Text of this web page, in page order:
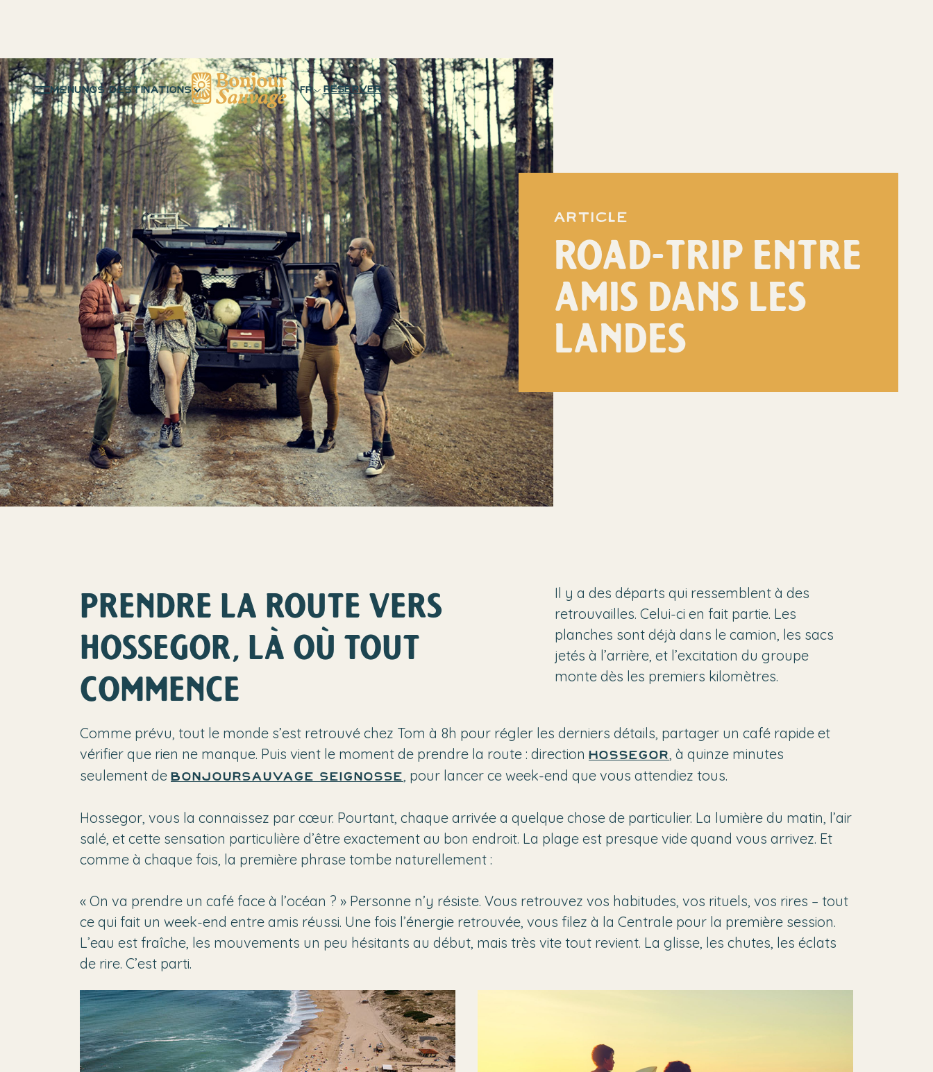
menu NOS DESTINATIONS FR réserver
Article
ROAD-TRIP ENTRE
AMIS DANS LES
LANDES
PRENDRE LA ROUTE VERS
HOSSEGOR, LÀ OÙ TOUT
COMMENCE
Il y a des départs qui ressemblent à des
retrouvailles. Celui-ci en fait partie. Les
planches sont déjà dans le camion, les sacs
jetés à l’arrière, et l’excitation du groupe
monte dès les premiers kilomètres.
Comme prévu, tout le monde s’est retrouvé chez Tom à 8h pour régler les derniers détails, partager un café rapide et
vérifier que rien ne manque. Puis vient le moment de prendre la route : direction Hossegor, à quinze minutes
seulement de BonjourSauvage Seignosse, pour lancer ce week-end que vous attendiez tous.
Hossegor, vous la connaissez par cœur. Pourtant, chaque arrivée a quelque chose de particulier. La lumière du matin, l’air
salé, et cette sensation particulière d’être exactement au bon endroit. La plage est presque vide quand vous arrivez. Et
comme à chaque fois, la première phrase tombe naturellement :
« On va prendre un café face à l’océan ? » Personne n’y résiste. Vous retrouvez vos habitudes, vos rituels, vos rires – tout
ce qui fait un week-end entre amis réussi. Une fois l’énergie retrouvée, vous filez à la Centrale pour la première session.
L’eau est fraîche, les mouvements un peu hésitants au début, mais très vite tout revient. La glisse, les chutes, les éclats
de rire. C’est parti.